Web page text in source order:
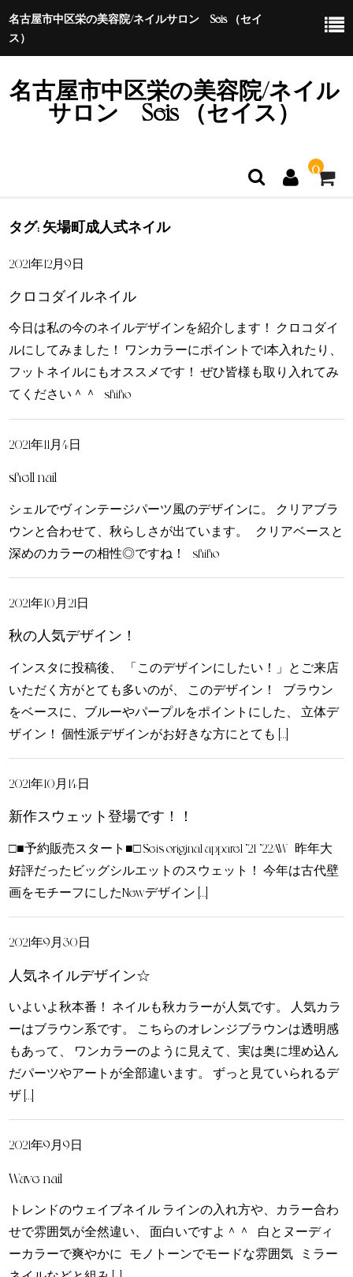
名古屋市中区栄の美容院/ネイルサロン Seis （セイ
ス）
名古屋市中区栄の美容院/ネイル
サロン Seis （セイス）
0
ホーム
特定商取引法に基づく表示
タグ: 矢場町成人式ネイル
2021年12月9日
クロコダイルネイル
今日は私の今のネイルデザインを紹介します！ クロコダイ
ルにしてみました！ ワンカラーにポイントで1本入れたり、
フットネイルにもオススメです！ ぜひ皆様も取り入れてみ
てください＾＾ shiho
2021年11月4日
shell nail
シェルでヴィンテージパーツ風のデザインに。 クリアブラ
ウンと合わせて、秋らしさが出ています。 クリアベースと
深めのカラーの相性◎ですね！ shiho
2021年10月21日
秋の人気デザイン！
インスタに投稿後、 「このデザインにしたい！」とご来店
いただく方がとても多いのが、 このデザイン！ ブラウン
をベースに、ブルーやパープルをポイントにした、 立体デ
ザイン！ 個性派デザインがお好きな方にとても […]
2021年10月14日
新作スウェット登場です！！
□■予約販売スタート■□ Seis original apparel ’21-’22AW 昨年大
好評だったビッグシルエットのスウェット！ 今年は古代壁
画をモチーフにしたNewデザイン […]
2021年9月30日
人気ネイルデザイン☆
いよいよ秋本番！ ネイルも秋カラーが人気です。 人気カラ
ーはブラウン系です。 こちらのオレンジブラウンは透明感
もあって、 ワンカラーのように見えて、実は奥に埋め込ん
だパーツやアートが全部違います。 ずっと見ていられるデ
ザ […]
2021年9月9日
Wave nail
トレンドのウェイブネイル ラインの入れ方や、カラー合わ
せで雰囲気が全然違い、 面白いですよ＾＾ 白とヌーディ
ーカラーで爽やかに モノトーンでモードな雰囲気 ミラー